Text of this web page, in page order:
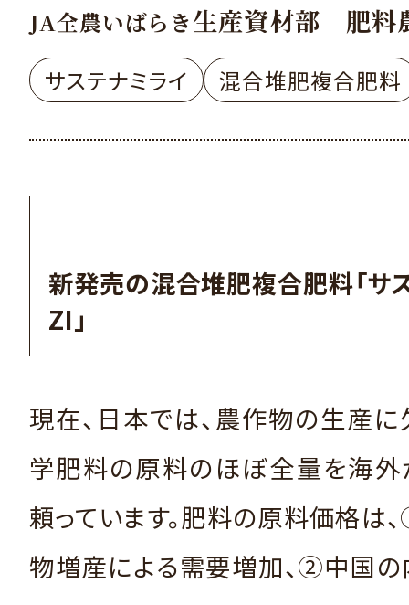
JA全農いばらき生産資材部 肥料
サステナミライ 混合堆肥複合肥料
新発売の混合堆肥複合肥料「サ
ZI」
現在、日本では、農作物の生産
学肥料の原料のほぼ全量を海外
頼っています。肥料の原料価格は
物増産による需要増加、②中国